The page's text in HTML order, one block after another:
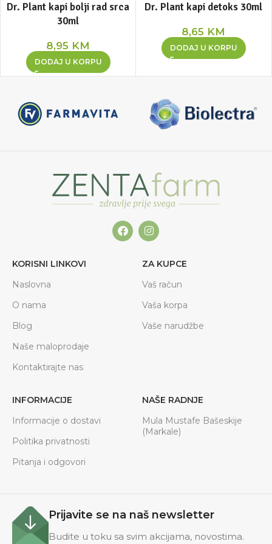
Dr. Plant kapi bolji rad srca
30ml
8,95 KM
DODAJ U KORPU
Dr. Plant kapi detoks 30ml
8,65 KM
DODAJ U KORPU
KORISNI LINKOVI
Naslovna
O nama
Blog
Naše maloprodaje
Kontaktirajte nas
ZA KUPCE
Vaš račun
Vaša korpa
Vaše narudžbe
INFORMACIJE
Informacije o dostavi
Politika privatnosti
Pitanja i odgovori
NAŠE RADNJE
Mula Mustafe Bašeskije
(Markale)
Prijavite se na naš newsletter
Budite u toku sa svim akcijama, novostima.